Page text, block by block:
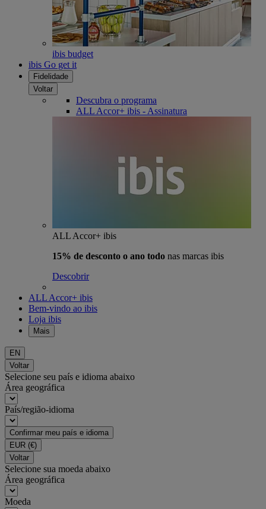
ibis budget
ibis Go get it
Fidelidade
Voltar
Descubra o programa
ALL Accor+ ibis - Assinatura
ALL Accor+ ibis
15% de desconto o ano todo nas marcas ibis
Descobrir
ALL Accor+ ibis
Bem-vindo ao ibis
Loja ibis
Mais
EN
Voltar
Selecione seu país e idioma abaixo
Área geográfica
País/região-idioma
Confirmar meu país e idioma
EUR (€)
Voltar
Selecione sua moeda abaixo
Área geográfica
Moeda